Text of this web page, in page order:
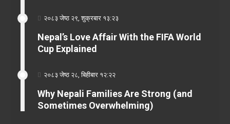
२०८३ जेष्ठ २९, शुक्रबार १३:२३
Nepal’s Love Affair With the FIFA World
Cup Explained
२०८३ जेष्ठ २८, बिहीबार १२:२२
Why Nepali Families Are Strong (and
Sometimes Overwhelming)